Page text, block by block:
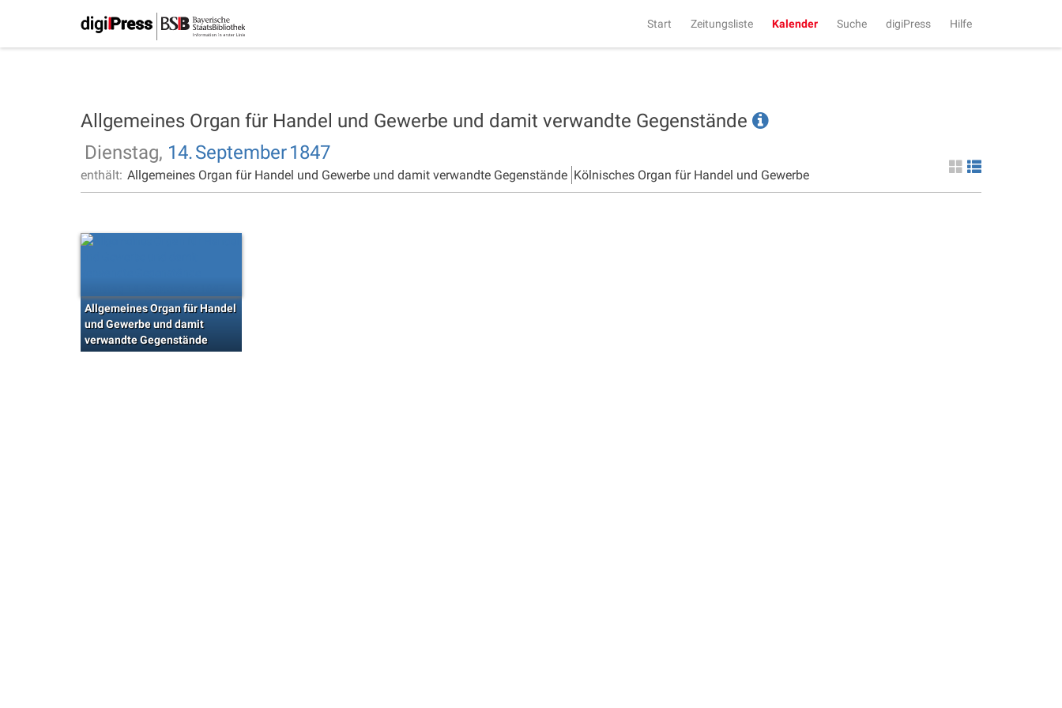
Start Zeitungsliste Kalender Suche digiPress Hilfe
Allgemeines Organ für Handel und Gewerbe und damit verwandte Gegenstände
Dienstag, 14.September1847
enthält: Allgemeines Organ für Handel und Gewerbe und damit verwandte Gegenstände Kölnisches Organ für Handel und Gewerbe
Allgemeines Organ für Handel
und Gewerbe und damit
verwandte Gegenstände